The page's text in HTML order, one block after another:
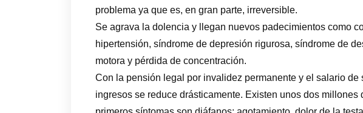
problema ya que es, en gran parte, irreversible.
Se agrava la dolencia y llegan nuevos padecimientos como
hipertensión, síndrome de depresión rigurosa, síndrome de
motora y pérdida de concentración.
Con la pensión legal por invalidez permanente y el salario de
ingresos se reduce drásticamente. Existen unos dos millones